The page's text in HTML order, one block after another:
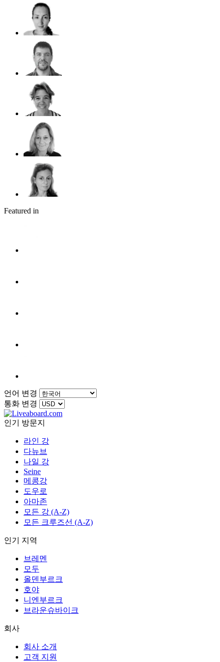
Featured in
언어 변경
통화 변경
인기 방문지
라인 강
다뉴브
나일 강
Seine
메콩강
도우로
아마존
모든 강 (A-Z)
모든 크루즈선 (A-Z)
인기 지역
브레멘
모두
올덴부르크
호야
니엔부르크
브라운슈바이크
회사
회사 소개
고객 지원